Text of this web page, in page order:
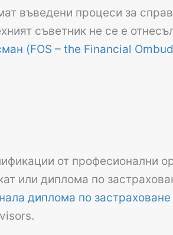
въведени процеси за
съветник не се е
(FOS – the Financial
от професионални
или диплома по
диплома по